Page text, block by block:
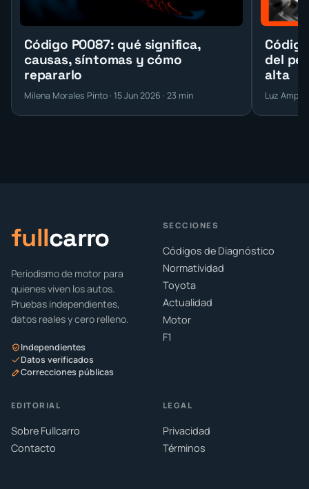
Código P0087: qué significa,
causas, síntomas y cómo
repararlo
Milena Morales Pinto · 15 Jun 2026 · 23 min
del
alta
Luz
fullcarro
Periodismo de motor para
quienes viven los autos.
Pruebas independientes,
datos reales y cero relleno.
Independientes
Datos verificados
Correcciones públicas
SECCIONES
Códigos de Diagnóstico
Normatividad
Toyota
Actualidad
Motor
F1
EDITORIAL
Sobre Fullcarro
Contacto
LEGAL
Privacidad
Términos